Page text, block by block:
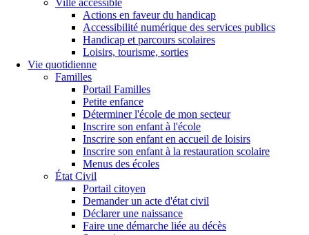
Ville accessible
Actions en faveur du handicap
Accessibilité numérique des services publics
Handicap et parcours scolaires
Loisirs, tourisme, sorties
Vie quotidienne
Familles
Portail Familles
Petite enfance
Déterminer l'école de mon secteur
Inscrire son enfant à l'école
Inscrire son enfant en accueil de loisirs
Inscrire son enfant à la restauration scolaire
Menus des écoles
État Civil
Portail citoyen
Demander un acte d'état civil
Déclarer une naissance
Faire une démarche liée au décès